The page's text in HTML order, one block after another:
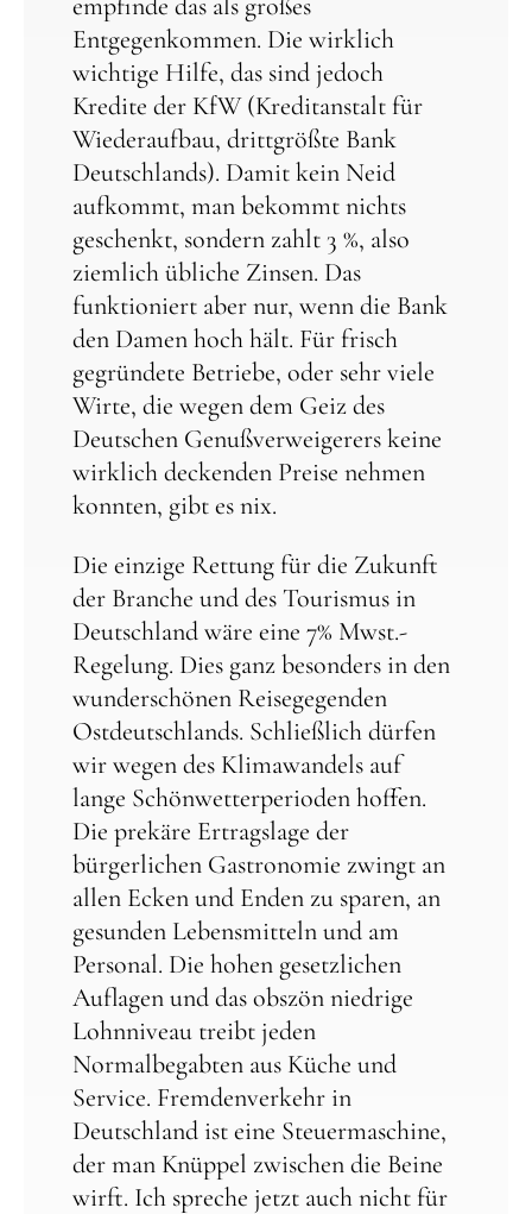
Entgegenkommen. Die wirklich
wichtige Hilfe, das sind jedoch
Kredite der KfW (Kreditanstalt für
Wiederaufbau, drittgrößte Bank
Deutschlands). Damit kein Neid
aufkommt, man bekommt nichts
geschenkt, sondern zahlt 3 %, also
ziemlich übliche Zinsen. Das
funktioniert aber nur, wenn die Bank
den Damen hoch hält. Für frisch
gegründete Betriebe, oder sehr viele
Wirte, die wegen dem Geiz des
Deutschen Genußverweigerers keine
wirklich deckenden Preise nehmen
konnten, gibt es nix.
Die einzige Rettung für die Zukunft
der Branche und des Tourismus in
Deutschland wäre eine 7% Mwst.-
Regelung. Dies ganz besonders in den
wunderschönen Reisegegenden
Ostdeutschlands. Schließlich dürfen
wir wegen des Klimawandels auf
lange Schönwetterperioden hoffen.
Die prekäre Ertragslage der
bürgerlichen Gastronomie zwingt an
allen Ecken und Enden zu sparen, an
gesunden Lebensmitteln und am
Personal. Die hohen gesetzlichen
Auflagen und das obszön niedrige
Lohnniveau treibt jeden
Normalbegabten aus Küche und
Service. Fremdenverkehr in
Deutschland ist eine Steuermaschine,
der man Knüppel zwischen die Beine
wirft. Ich spreche jetzt auch nicht für